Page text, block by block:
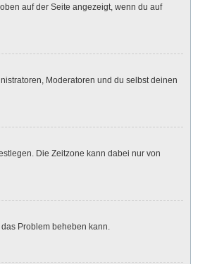
auf der Seite angezeigt, wenn du auf
Moderatoren und du selbst deinen
Die Zeitzone kann dabei nur von
Problem beheben kann.